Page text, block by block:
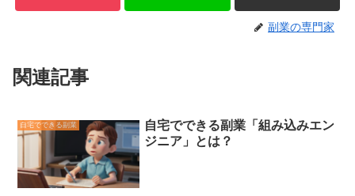
副業の専門家
関連記事
自宅でできる副業
自宅でできる副業「組み込みエン
ジニア」とは？